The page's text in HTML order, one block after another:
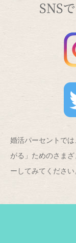
SNS
婚活パーセントで
がる」ためのさま
ーしてみてください